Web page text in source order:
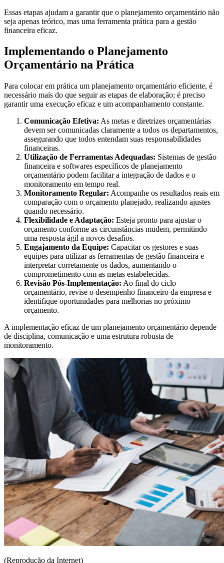
Essas etapas ajudam a garantir que o planejamento orçamentário não
seja apenas teórico, mas uma ferramenta prática para a gestão
financeira eficaz.
Implementando o Planejamento
Orçamentário na Prática
Para colocar em prática um planejamento orçamentário eficiente, é
necessário mais do que seguir as etapas de elaboração; é preciso
garantir uma execução eficaz e um acompanhamento constante.
Comunicação Efetiva: As metas e diretrizes orçamentárias
devem ser comunicadas claramente a todos os departamentos,
assegurando que todos entendam suas responsabilidades
financeiras.
Utilização de Ferramentas Adequadas: Sistemas de gestão
financeira e softwares específicos de planejamento
orçamentário podem facilitar a integração de dados e o
monitoramento em tempo real.
Monitoramento Regular: Acompanhe os resultados reais em
comparação com o orçamento planejado, realizando ajustes
quando necessário.
Flexibilidade e Adaptação: Esteja pronto para ajustar o
orçamento conforme as circunstâncias mudem, permitindo
uma resposta ágil a novos desafios.
Engajamento da Equipe: Capacitar os gestores e suas
equipes para utilizar as ferramentas de gestão financeira e
interpretar corretamente os dados, aumentando o
comprometimento com as metas estabelecidas.
Revisão Pós-Implementação: Ao final do ciclo
orçamentário, revise o desempenho financeiro da empresa e
identifique oportunidades para melhorias no próximo
orçamento.
A implementação eficaz de um planejamento orçamentário depende
de disciplina, comunicação e uma estrutura robusta de
monitoramento.
(Reprodução da Internet)